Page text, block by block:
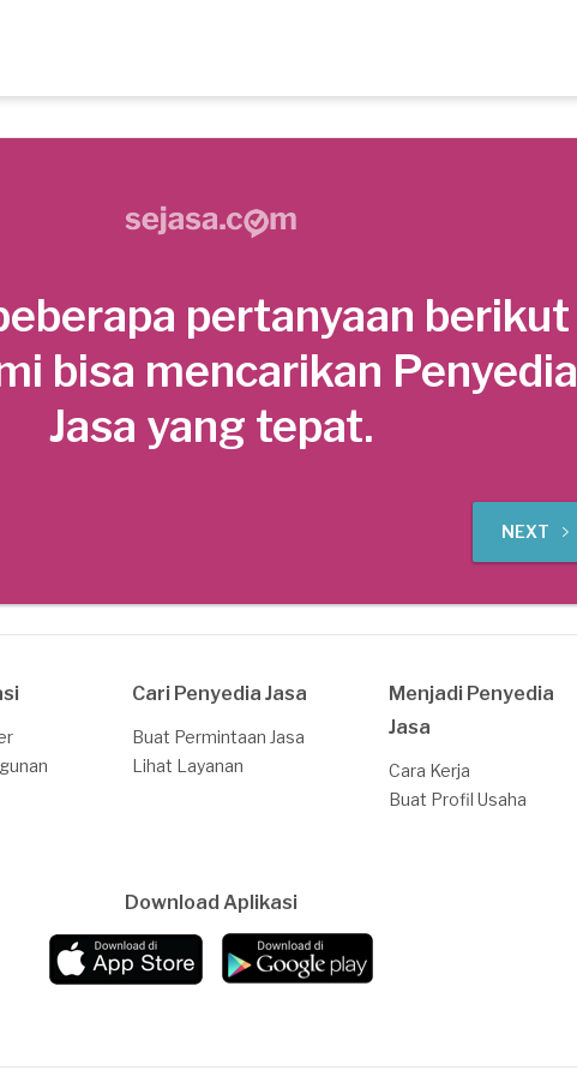
pertanyaan berikut
bisa mencarikan Penyedia
Jasa yang tepat.
NEXT
Cari Penyedia Jasa
Buat Permintaan Jasa
Lihat Layanan
Menjadi Penyedia
Jasa
Cara Kerja
Buat Profil Usaha
Download Aplikasi